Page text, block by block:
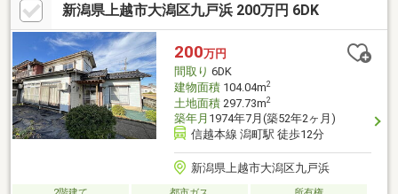
新潟県上越市大潟区九戸浜 200万円 6DK
200万円
間取り 6DK
建物面積104.04m2
土地面積297.73m2
築年月 1974年7月(築52年2ヶ月)
信越本線 潟町駅 徒歩12分
新潟県上越市大潟区九戸浜